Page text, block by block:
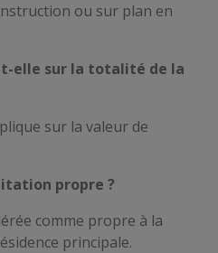
ou sur plan en
t-elle sur la totalité de la
sur la valeur de
propre ?
comme propre à la
principale.